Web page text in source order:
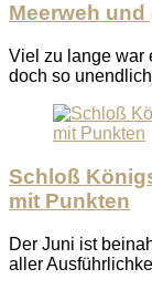
Meerweh
Viel zu lange war
doch so
Schloß
mit Punkten
Der Juni ist
aller